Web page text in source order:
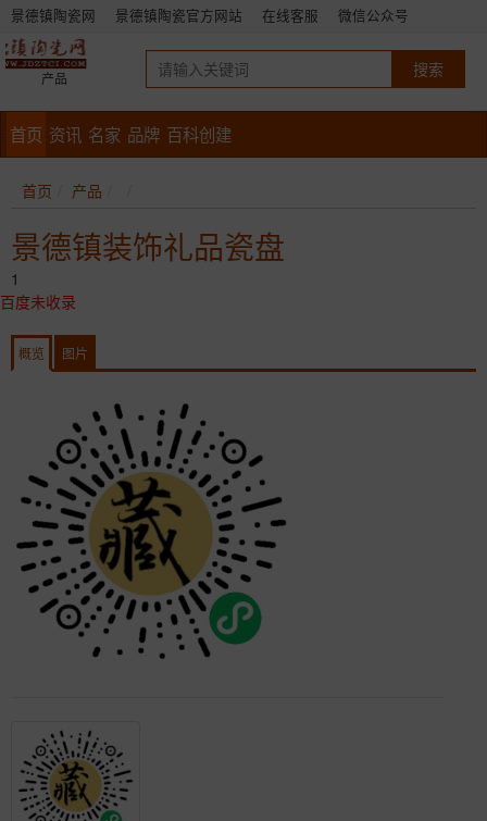
景德镇陶瓷网 景德镇陶瓷官方网站 在线客服 微信公众号
产品
首页 资讯 名家 品牌 百科创建
首页 产品
景德镇装饰礼品瓷盘
1
百度未收录
概览 图片